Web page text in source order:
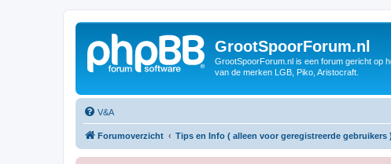
GrootSpoorForum.nl
GrootSpoorForum.nl is een forum gericht op
van de merken LGB, Piko, Aristocraft.
V&A
Forumoverzicht Tips en Info ( alleen voor geregistreerde gebruikers )